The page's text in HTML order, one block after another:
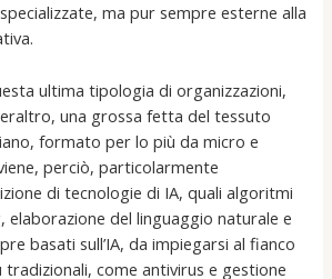
ma pur sempre esterne alla
ultima tipologia di organizzazioni,
una grossa fetta del tessuto
formato per lo più da micro e
perciò, particolarmente
di tecnologie di IA, quali algoritmi
elaborazione del linguaggio naturale e
basati sull’IA, da impiegarsi al fianco
come antivirus e gestione